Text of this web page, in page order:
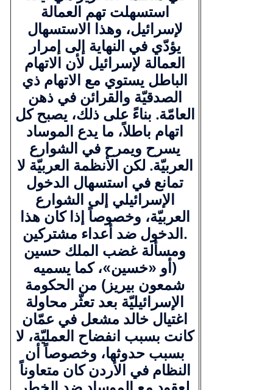
استسهلت تهم العمالة
لإسرائيل، وهذا الاستسهال
يؤدّي في النهاية إلى إمرار
العمالة لإسرائيل لأن الاتهام
الباطل يستوي مع الاتهام ذي
الصدقيّة والقرائن في ذهن
العامّة. بناءً على ذلك، يصبح كل
اتهام باطلاً، ما يدع الموساد
يسرح ويمرح في الشوارع
العربيّة. لكن الأنظمة العربيّة لا
تمانع في استسهال الدخول
الإسرائيلي إلى الشوارع
العربيّة، وخصوصاً إذا كان هذا
الدخول ضد أعداء مشتركين.
ومسألة غضب الملك حسين
(أو «خسين»، كما يسميه
شمعون بيريز) من الحكومة
الإسرائيليّة بعد تعثّر محاولة
اغتيال خالد مشعل في عمّان
كانت بسبب انفضاح العمليّة، لا
بسبب حدوثها، وخصوصاً أن
النظام في الأردن كان متعاوناً